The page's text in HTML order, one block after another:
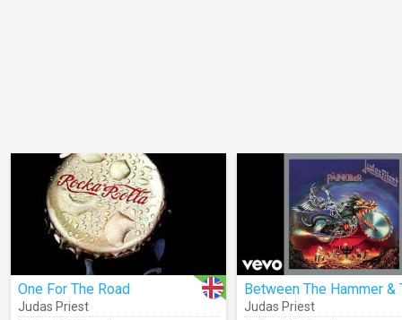
One For The Road
Judas Priest Judas Priest